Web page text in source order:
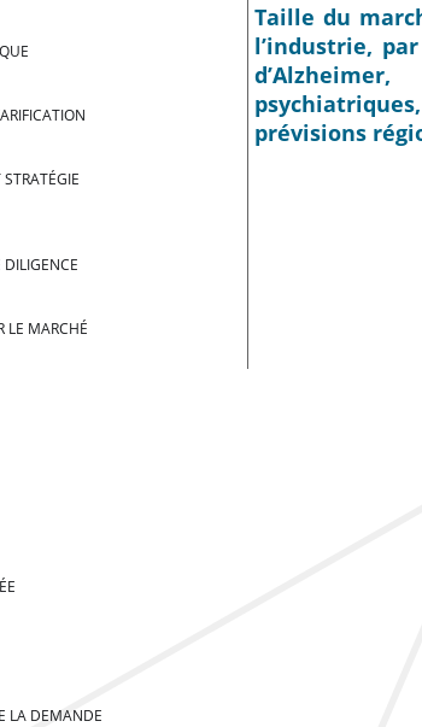
LE MARCHÉ
LA DEMANDE
Taille du
l’industrie,
prévisions